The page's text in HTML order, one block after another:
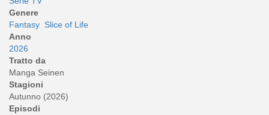
Genere
Fantasy Slice of Life
Anno
2026
Tratto da
Manga Seinen
Stagioni
Autunno (2026)
Episodi